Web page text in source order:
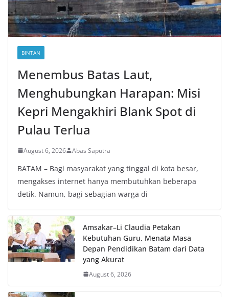
BINTAN
Menembus Batas Laut,
Menghubungkan Harapan: Misi
Kepri Mengakhiri Blank Spot di
Pulau Terlua
August 6, 2026 Abas Saputra
BATAM – Bagi masyarakat yang tinggal di kota besar,
mengakses internet hanya membutuhkan beberapa
detik. Namun, bagi sebagian warga di
Amsakar–Li Claudia Petakan
Kebutuhan Guru, Menata Masa
Depan Pendidikan Batam dari Data
yang Akurat
August 6, 2026